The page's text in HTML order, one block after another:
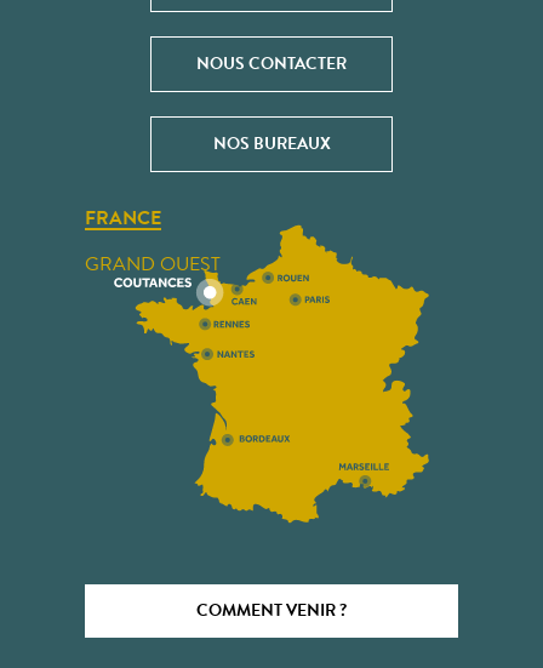
NOUS CONTACTER
NOS BUREAUX
FRANCE
GRAND OUEST
COMMENT VENIR ?